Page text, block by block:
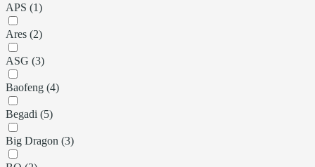
APS (1)
Ares (2)
ASG (3)
Baofeng (4)
Begadi (5)
Big Dragon (3)